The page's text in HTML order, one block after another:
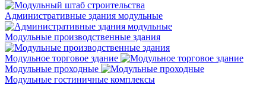
Административные здания модульные
Модульные производственные здания
Модульное торговое здание
Модульные проходные
Модульные гостиничные комплексы